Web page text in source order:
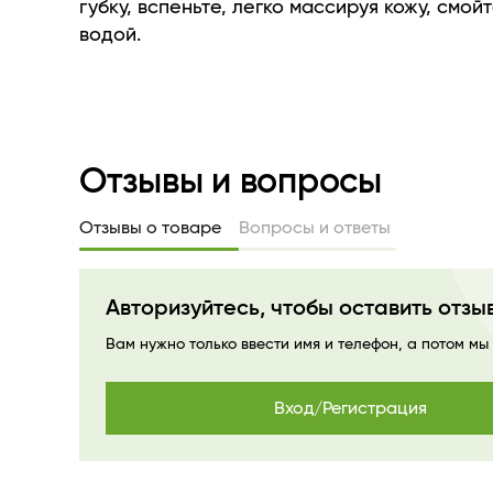
целебными минералами и
губку, вспеньте, легко массируя кожу,
водой.
Отзывы и вопросы
Отзывы о товаре Вопросы и ответы
Авторизуйтесь, чтобы оставить
Вам нужно только ввести имя и телефон, а потом
Вход/Регистрация